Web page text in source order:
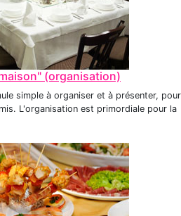
(organisation)
simple à organiser et à présenter, pour
L'organisation est primordiale pour la